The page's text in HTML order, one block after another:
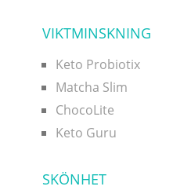
VIKTMINSKNING
Keto Probiotix
Matcha Slim
ChocoLite
Keto Guru
SKÖNHET